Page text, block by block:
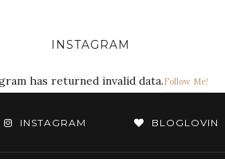
INSTAGRAM
has returned invalid data.Follow Me!
INSTAGRAM BLOGLOVIN